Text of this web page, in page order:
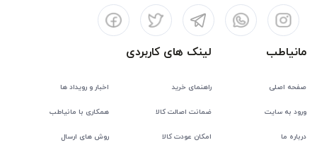
مانیاطب
صفحه اصلی
ورود به سایت
درباره ما
لینک های کاربردی
راهنمای خرید اخبار و رویداد ها
ضمانت اصالت کالا همکاری با مانیاطب
امکان عودت کالا روش های ارسال